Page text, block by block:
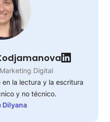
Digital
la lectura y la escritura
y no técnico.
Dilyana